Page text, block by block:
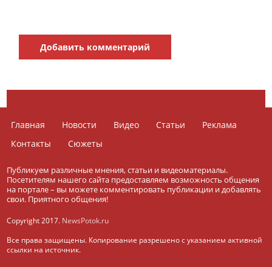
Добавить комментарий
Главная Новости Видео Статьи
Реклама
Контакты
Сюжеты
Публикуем различные мнения, статьи и видеоматериалы.
Посетителям нашего сайта предоставляем возможность общения
на портале – вы можете комментировать публикации и добавлять
свои. Приятного общения!
Copyright 2017. NewsPotok.ru
Все права защищены. Копирование разрешено с указанием активной
ссылки на источник.